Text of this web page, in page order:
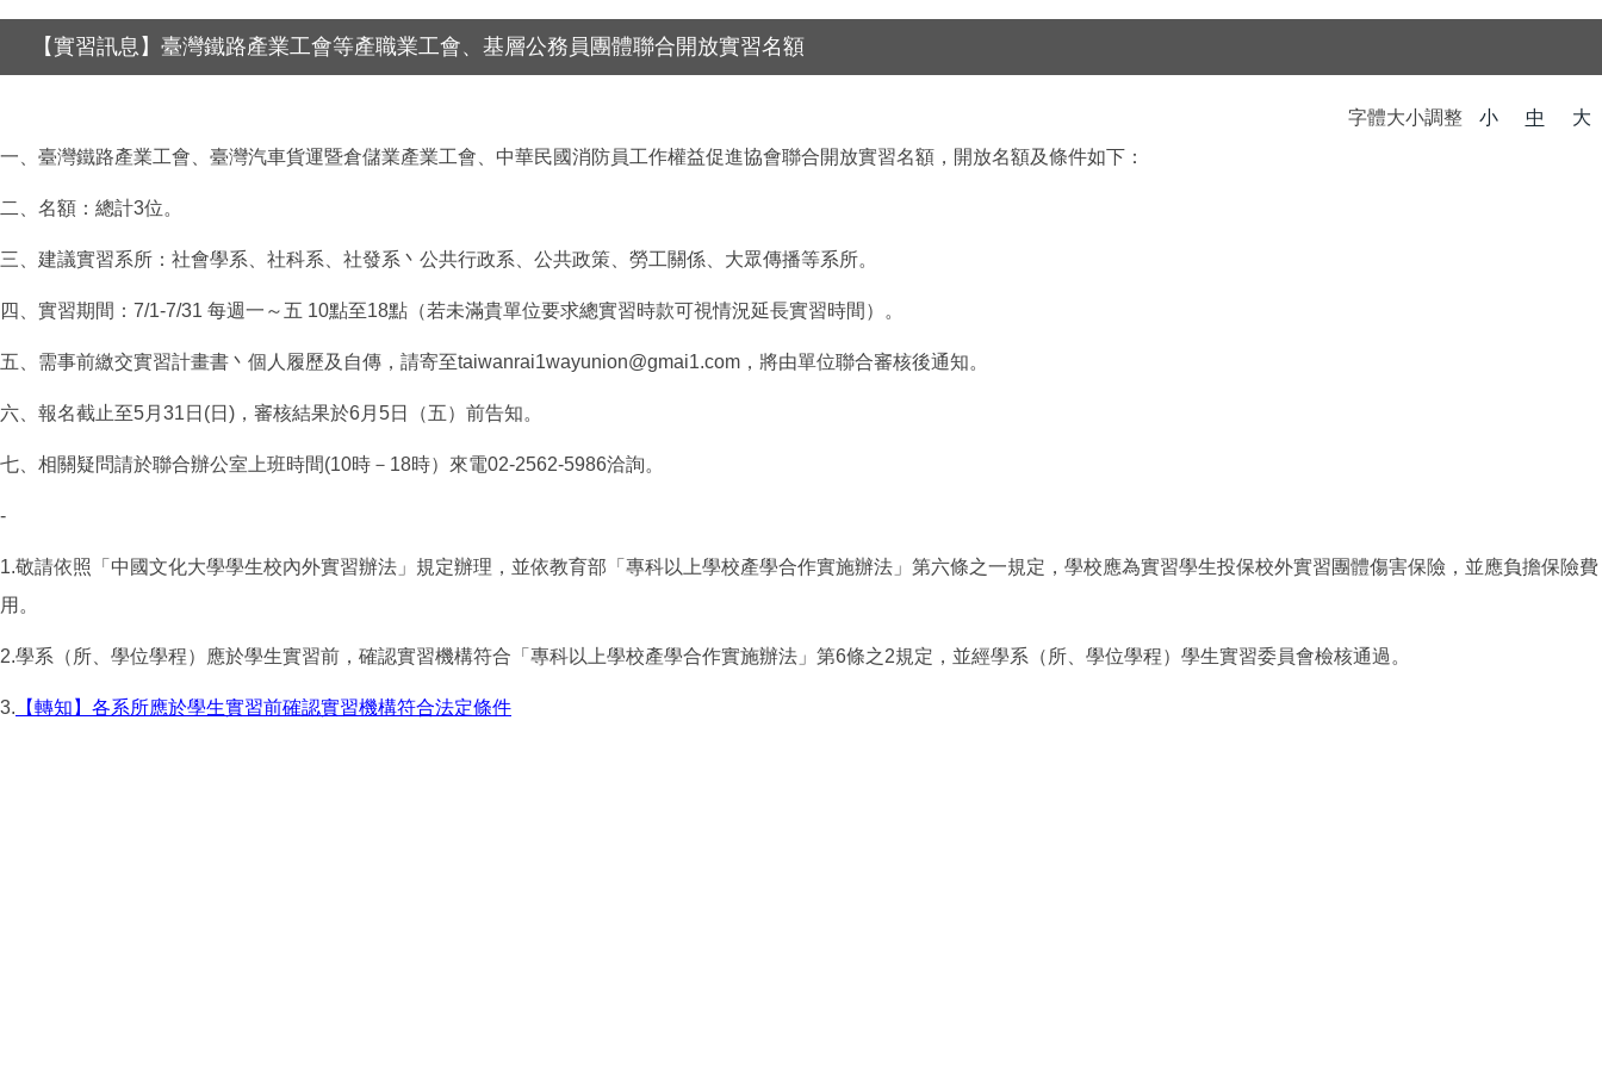
【實習訊息】臺灣鐵路產業工會等產職業工會、基層公務員團體聯合開放實習名額
字體大小調整 小 中
大
一、臺灣鐵路產業工會、臺灣汽車貨運暨倉儲業產業工會、中華民國消防員工作權益促進協會聯合開放實習名額，開放名額及條件如下：
二、名額：總計3位。
三、建議實習系所：社會學系、社科系、社發系丶公共行政系、公共政策、勞工關係、大眾傳播等系所。
四、實習期間： 7/1-7/31 每週一～五 10點至18點（若未滿貴單位要求總實習時款可視情況延長實習時間）。
五、需事前繳交實習計畫書丶個人履歷及自傳，請寄至taiwanrai1wayunion@gmai1.com ，將由單位聯合審核後通知。
六、報名截止至5月 31 日 (日 ) ，審核結果於6月 5日（五）前告知。
七、相關疑問請於聯合辦公室上班時間(10時－ 18時）來電02-2562-5986洽詢。
-
1.敬請依照「中國文化大學學生校內外實習辦法」規定辦理，並依教育部「專科以上學校產學合作實施辦法」第六條之一規定，學校應為實習學生投保校外實習團體傷害保險，並應負擔保險費
用。
2.學系（所、學位學程）應於學生實習前，確認實習機構符合「專科以上學校產學合作實施辦法」第6條之2規定，並經學系（所、學位學程）學生實習委員會檢核通過。
3. 【轉知】各系所應於學生實習前確認實習機構符合法定條件